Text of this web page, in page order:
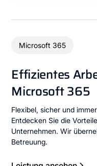
Microsoft 365
Effizientes
Microsoft 365
Flexibel, sicher und
Entdecken Sie die
Unternehmen. Wir
Betreuung.